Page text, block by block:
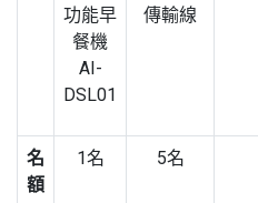
功能早
餐機
AI-
DSL01
傳輸線
名
額
1名 5名